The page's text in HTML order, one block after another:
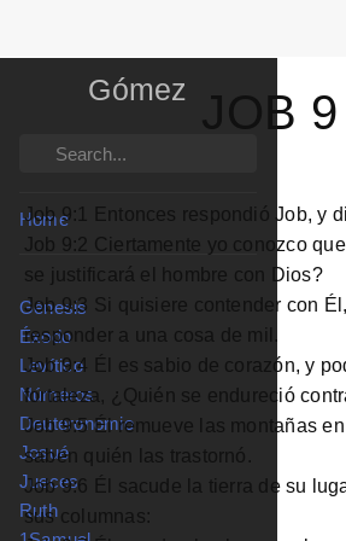
JOB 9
Job 9:1 Entonces respondió Job, y
Job 9:2 Ciertamente yo conozco
se justificará el hombre con Dios?
Job 9:3 Si quisiere contender con
responder a una cosa de mil.
Job 9:4 Él es sabio de corazón, y
fortaleza, ¿Quién se endureció
Job 9:5 Él remueve las montañas
saben quién las trastornó.
Job 9:6 Él sacude la tierra de su
sus columnas:
Gómez
Search
Home
Génesis
Éxodo
Levítico
Números
Deuteronomio
Josué
Jueces
Ruth